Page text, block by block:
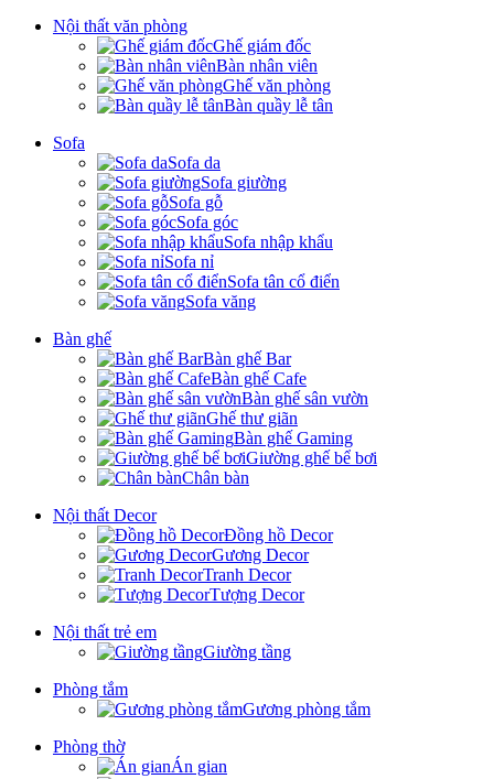
Nội thất văn phòng
Ghế giám đốc
Bàn nhân viên
Ghế văn phòng
Bàn quầy lễ tân
Sofa
Sofa da
Sofa giường
Sofa gỗ
Sofa góc
Sofa nhập khẩu
Sofa nỉ
Sofa tân cổ điển
Sofa văng
Bàn ghế
Bàn ghế Bar
Bàn ghế Cafe
Bàn ghế sân vườn
Ghế thư giãn
Bàn ghế Gaming
Giường ghế bể bơi
Chân bàn
Nội thất Decor
Đồng hồ Decor
Gương Decor
Tranh Decor
Tượng Decor
Nội thất trẻ em
Giường tầng
Phòng tắm
Gương phòng tắm
Phòng thờ
Án gian